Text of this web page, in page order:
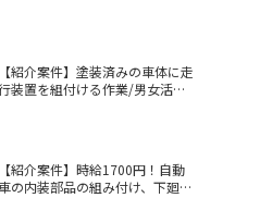
【紹介案件】塗装済みの車体に走
装置を組付ける作業/男女活躍
【紹介案件】時給1700円！自動
車の内装部品の組み付け、下廻り